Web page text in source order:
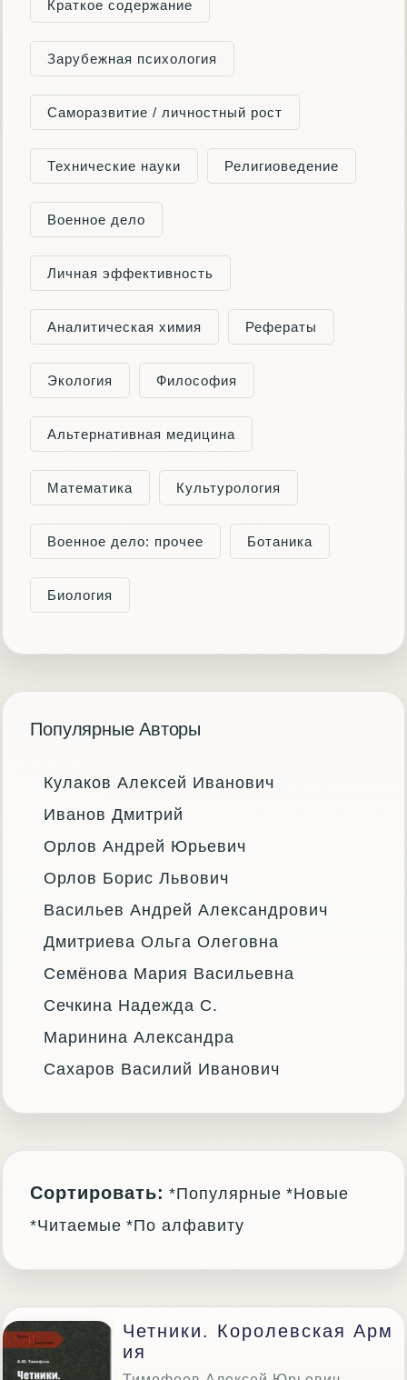
Краткое содержание
Зарубежная психология
Саморазвитие / личностный рост
Технические науки Религиоведение
Военное дело
Личная эффективность
Аналитическая химия Рефераты
Экология Философия
Альтернативная медицина
Математика Культурология
Военное дело: прочее Ботаника
Биология
Популярные Авторы
Кулаков Алексей Иванович
Иванов Дмитрий
Орлов Андрей Юрьевич
Орлов Борис Львович
Васильев Андрей Александрович
Дмитриева Ольга Олеговна
Семёнова Мария Васильевна
Сечкина Надежда С.
Маринина Александра
Сахаров Василий Иванович
Сортировать: *Популярные *Новые
*Читаемые *По алфавиту
Четники. Королевская Арм
Ия